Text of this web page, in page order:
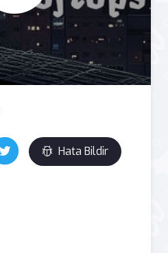
Hata Bildir